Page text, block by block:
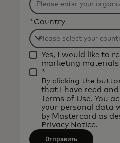
*Country
Filtering
will
be
applied
after
characters.
Yes, I would like to
marketing
*
By clicking the
that I have read
Terms of Use. You
your personal data
by Mastercard as
Privacy Notice.
Отправить